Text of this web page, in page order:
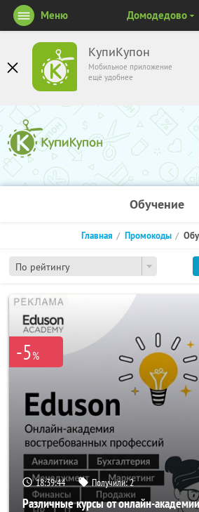
КупиКупон
Мобильное приложение
ещё удобнее
Меню Домодедово
Обучение
По рейтингу
Главная Промокоды
-5%
18:39:43 Получили:2
Различные курсы от онлайн-